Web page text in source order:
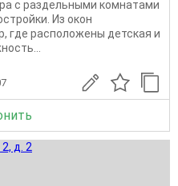
с раздельными комнатами
Из окон
где расположены детская и